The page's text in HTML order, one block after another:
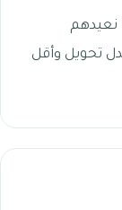
نعيدهم
تحويل وأقل